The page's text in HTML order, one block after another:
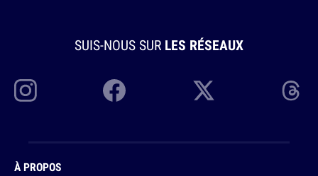
SUIS-NOUS SUR LES RÉSEAUX
À PROPOS